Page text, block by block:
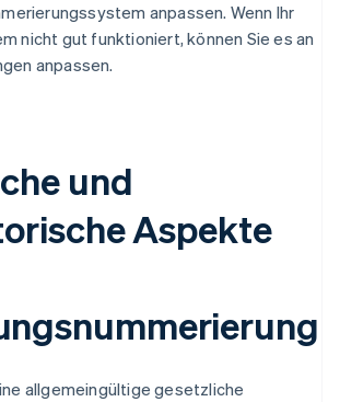
anpassen. Wenn Ihr
nicht gut funktioniert, können Sie es an
anpassen.
und
Aspekte
allgemeingültige gesetzliche